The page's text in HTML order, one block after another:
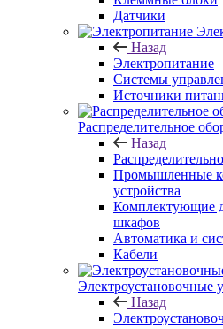
Датчики
Назад
Электропитание
Системы
Источники
Распределительное
Назад
Промышленные
устройства
Комплектующие
шкафов
Автоматика и
Кабели
Электроустановочные
Назад